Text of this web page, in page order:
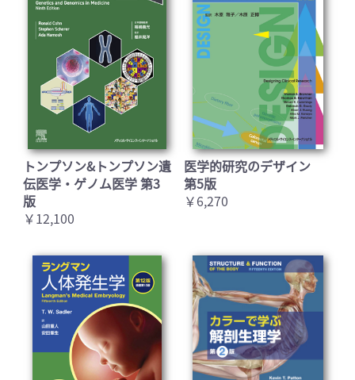
トンプソン&トンプソン遺
伝医学・ゲノム医学 第3
版
￥12,100
医学的研究のデザイン
第5版
￥6,270